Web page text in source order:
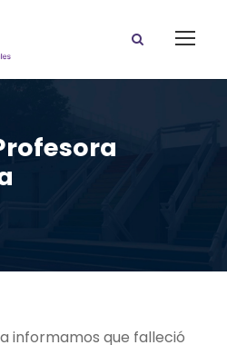
informamos que falleció